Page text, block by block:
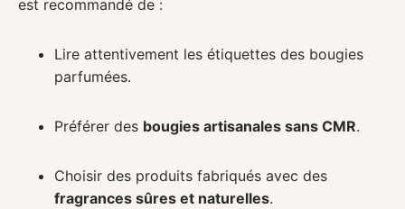
est recommandé de :
Lire attentivement les étiquettes des bougies
parfumées.
Préférer des bougies artisanales sans CMR.
Choisir des produits fabriqués avec des
fragrances sûres et naturelles.